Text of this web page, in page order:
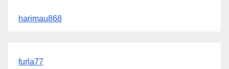
harimau868
furla77